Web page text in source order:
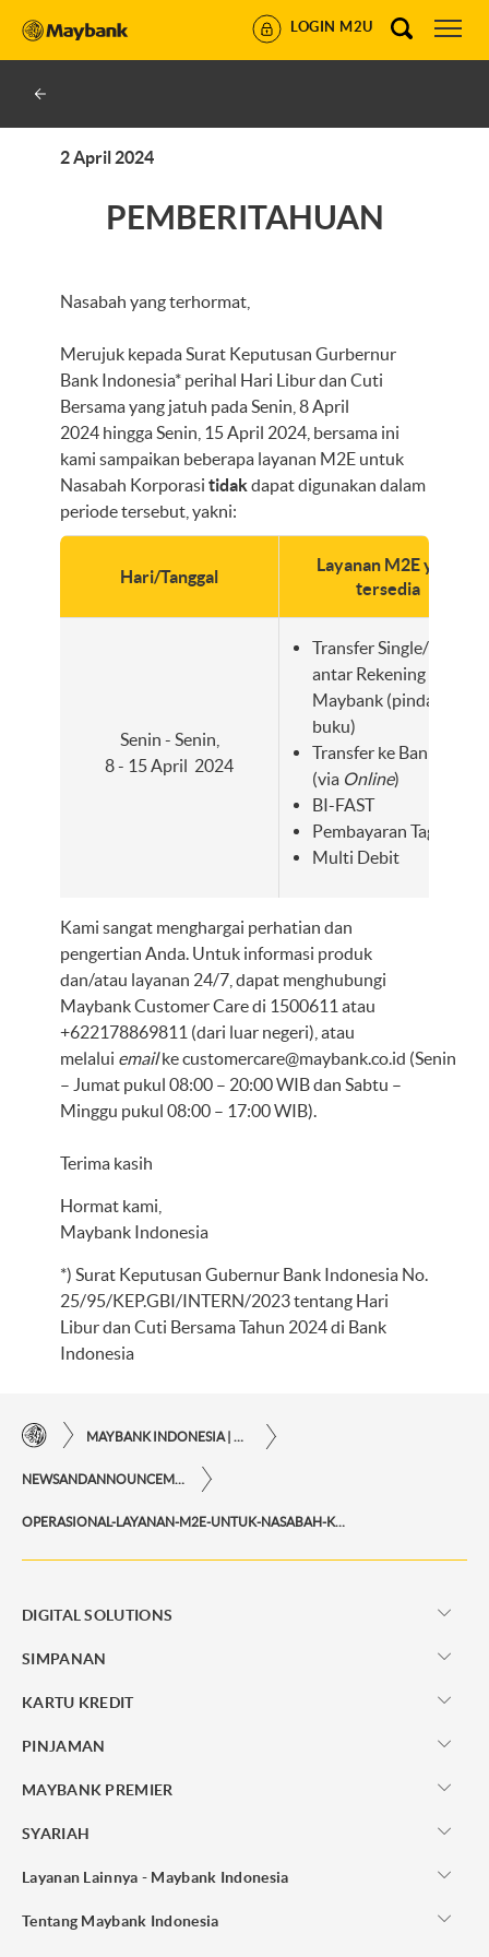
LOGIN M2U
2 April 2024
PEMBERITAHUAN
Nasabah yang terhormat,
Merujuk kepada Surat Keputusan Gurbernur
Bank Indonesia* perihal Hari Libur dan Cuti
Bersama yang jatuh pada Senin, 8 April
2024 hingga Senin, 15 April 2024, bersama ini
kami sampaikan beberapa layanan M2E untuk
Nasabah Korporasi tidakdapat digunakan dalam
periode tersebut, yakni:
Hari/Tanggal
Layanan M2E yang
tersedia
Senin - Senin,
8 - 15 April 2024
Transfer Single/Bulk
antar Rekening
Maybank (pindah
buku)
Transfer ke Bank Lain
(via Online)
BI-FAST
Pembayaran Tagihan
Multi Debit
Kami sangat menghargai perhatian dan
pengertian Anda. Untuk informasi produk
dan/atau layanan 24/7, dapat menghubungi
Maybank Customer Care di 1500611 atau
+622178869811 (dari luar negeri), atau
melalui emailkecustomercare@maybank.co.id (Senin
– Jumat pukul 08:00 – 20:00 WIB dan Sabtu –
Minggu pukul 08:00 – 17:00 WIB).
Terima kasih
Hormat kami,
Maybank Indonesia
*) Surat Keputusan Gubernur Bank Indonesia No.
25/95/KEP.GBI/INTERN/2023 tentang Hari
Libur dan Cuti Bersama Tahun 2024 di Bank
Indonesia
OPERASIONAL-LAYANAN-M2E-UNTUK-NASABAH-KORPORASI-PADA-HARI-LIBUR-DAN-CUTI-BERSAMA
DIGITAL SOLUTIONS
SIMPANAN
KARTU KREDIT
PINJAMAN
MAYBANK PREMIER
SYARIAH
Layanan Lainnya - Maybank Indonesia
Tentang Maybank Indonesia